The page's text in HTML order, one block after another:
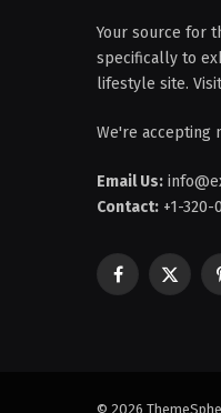
Your source for
specifically to
lifestyle site.
We're accepting
Email Us:
Contact: +1-320-
Facebook
X
© 2026